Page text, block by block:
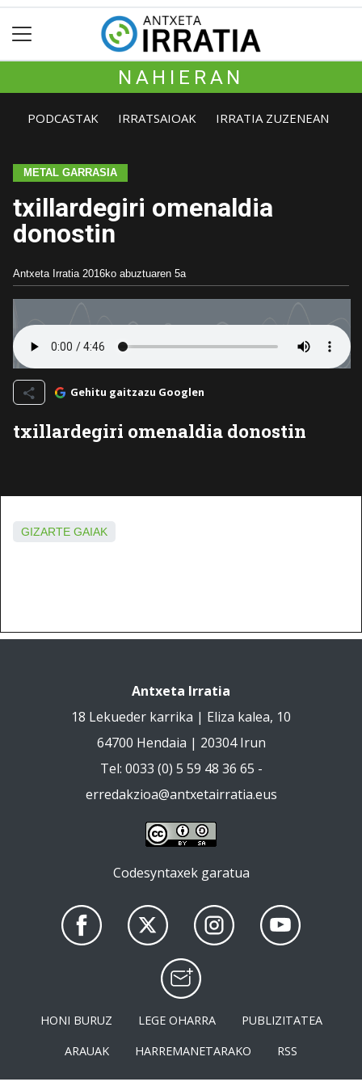
NAHIERAN
PODCASTAK IRRATSAIOAK IRRATIA ZUZENEAN
METAL GARRASIA
txillardegiri omenaldia
donostin
Antxeta Irratia 2016ko abuztuaren 5a
Gehitu gaitzazu Googlen
txillardegiri omenaldia donostin
GIZARTE GAIAK
Antxeta Irratia
18 Lekueder karrika | Eliza kalea, 10
64700 Hendaia | 20304 Irun
Tel: 0033 (0) 5 59 48 36 65 -
erredakzioa@antxetairratia.eus
Codesyntaxek garatua
HONI BURUZ LEGE OHARRA
PUBLIZITATEA
ARAUAK
HARREMANETARAKO RSS